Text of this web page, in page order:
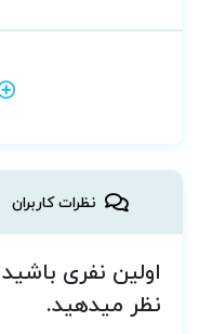
نظرات کاربران
اولین نفری
نظر میدهید.